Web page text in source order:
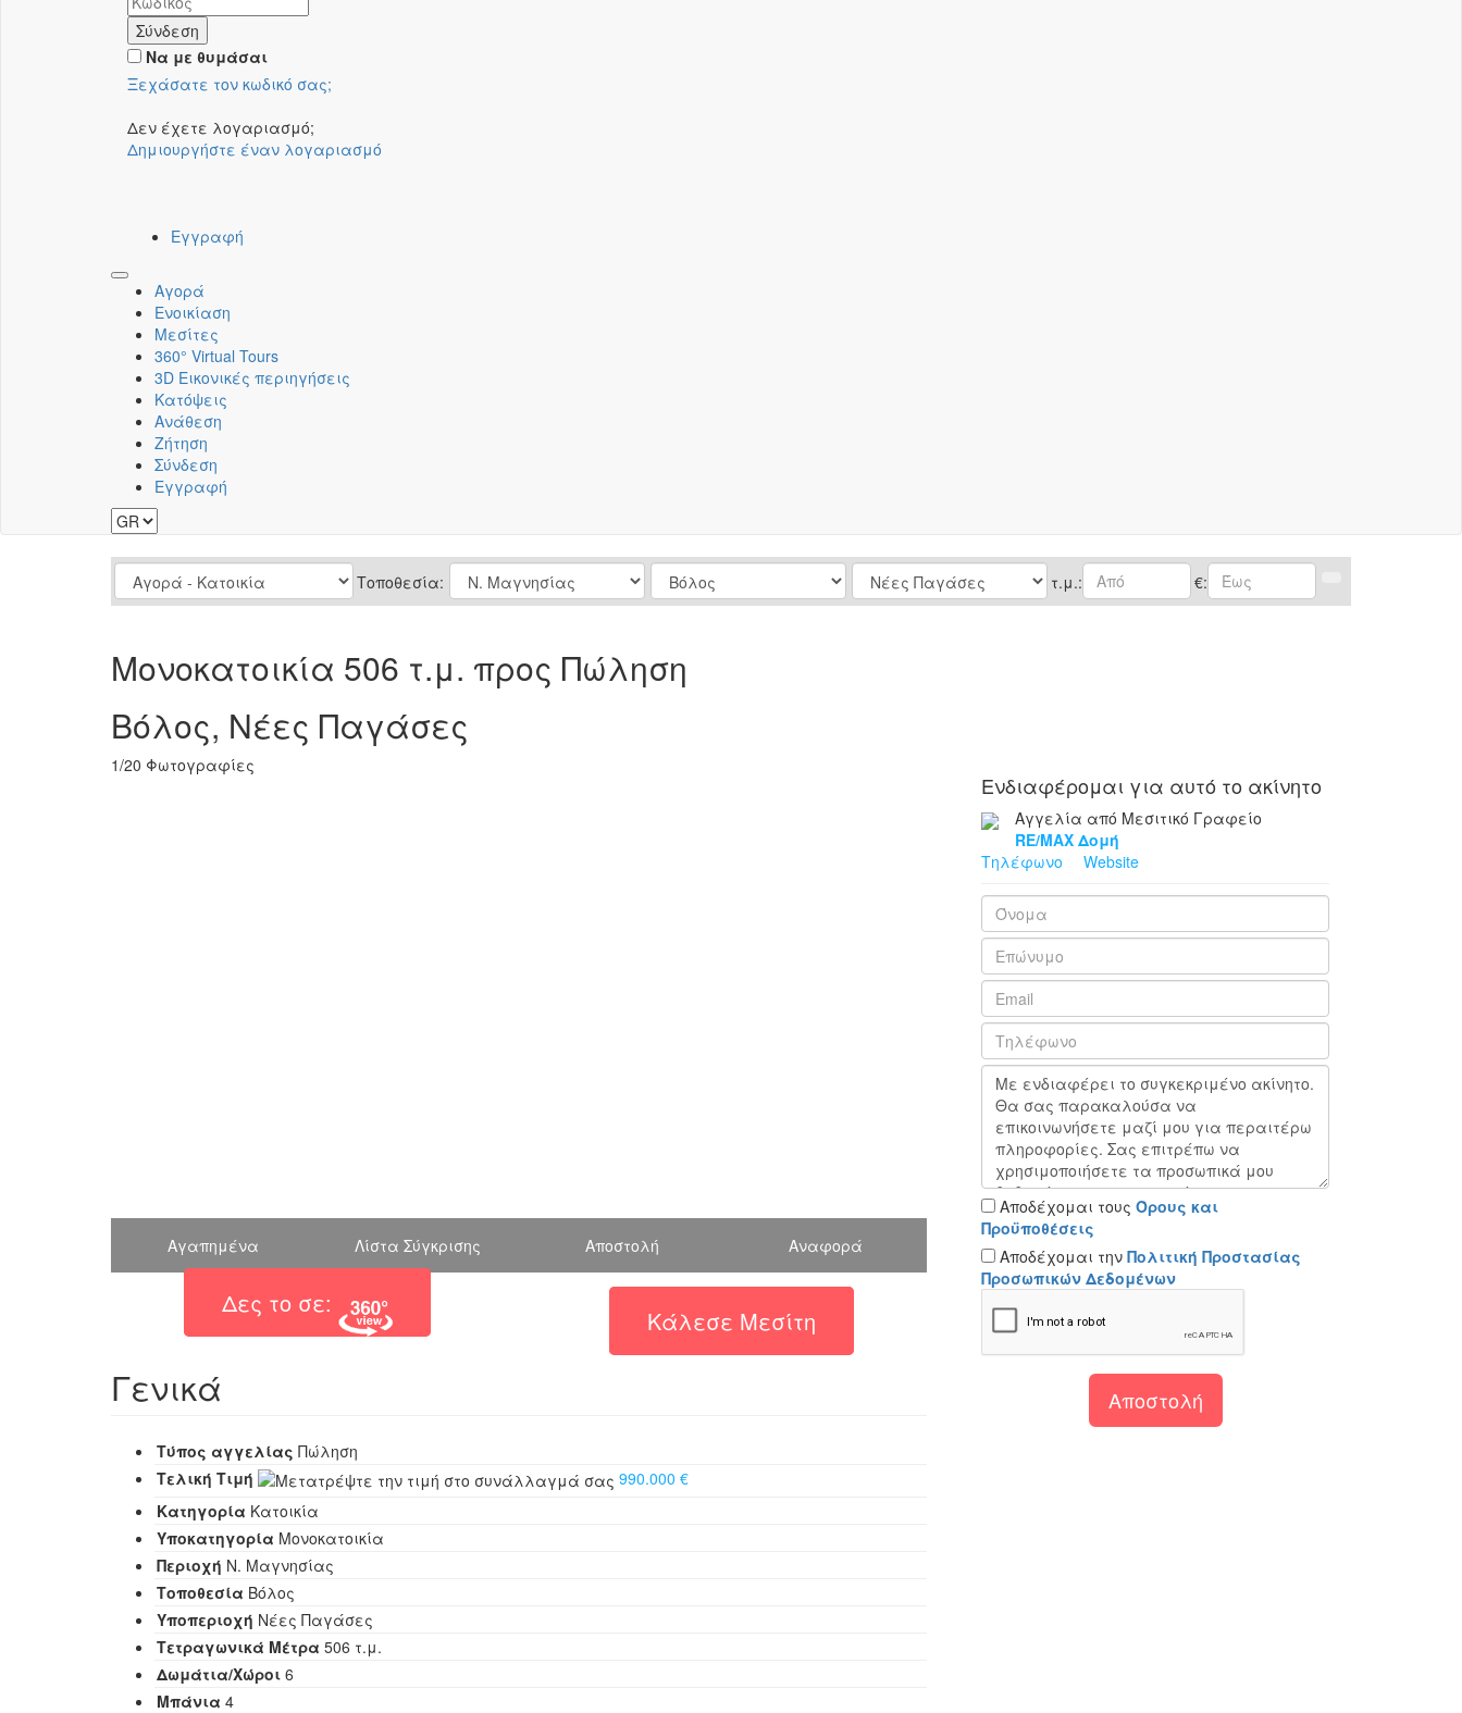
Σύνδεση
Να με θυμάσαι
Ξεχάσατε τον κωδικό σας;
Δεν έχετε λογαριασμό;
Δημιουργήστε έναν λογαριασμό
Εγγραφή
Toggle
navigation
Αγορά
Ενοικίαση
Μεσίτες
360° Virtual Tours
3D Εικονικές περιηγήσεις
Κατόψεις
Ανάθεση
Ζήτηση
Σύνδεση
Εγγραφή
Τοποθεσία: τ.μ.: €:
Μονοκατοικία 506 τ.μ. προς Πώληση
Βόλος, Νέες Παγάσες
1/20 Φωτογραφίες
Αγαπημένα Λίστα Σύγκρισης Αποστολή Αναφορά
Δες το σε:
Κάλεσε Μεσίτη
Γενικά
Τύπος αγγελίας Πώληση
Τελική Τιμή
990.000 €
Κατηγορία Κατοικία
Yποκατηγορία Μονοκατοικία
Περιοχή Ν. Μαγνησίας
Τοποθεσία Βόλος
Υποπεριοχή Νέες Παγάσες
Τετραγωνικά Μέτρα 506 τ.μ.
Δωμάτια/Χώροι 6
Μπάνια 4
Ενδιαφέρομαι για αυτό το ακίνητο
Αγγελία από Μεσιτικό Γραφείο
RE/MAX Δομή
Τηλέφωνο
Website
Αποδέχομαι τους Όρους και
Προϋποθέσεις
Αποδέχομαι την Πολιτική Προστασίας
Προσωπικών Δεδομένων
Αποστολή